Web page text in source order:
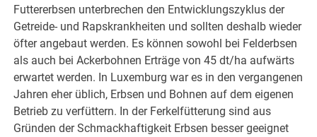
Futtererbsen unterbrechen den Entwicklungszyklus der
Getreide- und Rapskrankheiten und sollten deshalb wieder
öfter angebaut werden. Es können sowohl bei Felderbsen
als auch bei Ackerbohnen Erträge von 45 dt/ha aufwärts
erwartet werden. In Luxemburg war es in den vergangenen
Jahren eher üblich, Erbsen und Bohnen auf dem eigenen
Betrieb zu verfüttern. In der Ferkelfütterung sind aus
Gründen der Schmackhaftigkeit Erbsen besser geeignet